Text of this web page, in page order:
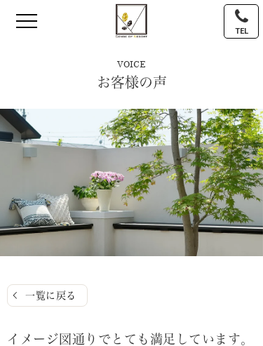
TEL
VOICE
お客様の声
一覧に戻る
イメージ図通りでとても満足しています。